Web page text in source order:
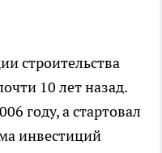
строительства
10 лет назад.
году, а стартовал
инвестиций